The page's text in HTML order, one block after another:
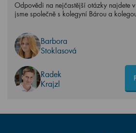
Odpovědi na nejčastější otázky najdete
jsme společně s kolegyní Bárou a
Barbora
Stoklasová
Radek
Krajzl